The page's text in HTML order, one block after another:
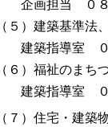
企画担当 ０８
（５）建築基準法
建築指導室 ０
（６）福祉のまち
建築指導室 ０
（７）住宅・建築